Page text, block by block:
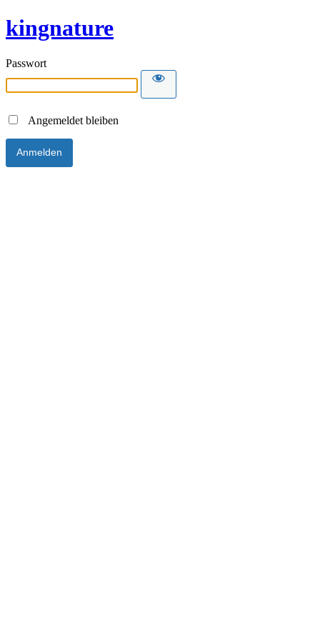
kingnature
Passwort
Angemeldet bleiben